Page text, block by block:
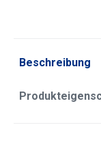
Beschreibung